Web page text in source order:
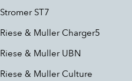
Stromer ST7
Riese & Muller Charger5
Riese & Muller UBN
Riese & Muller Culture